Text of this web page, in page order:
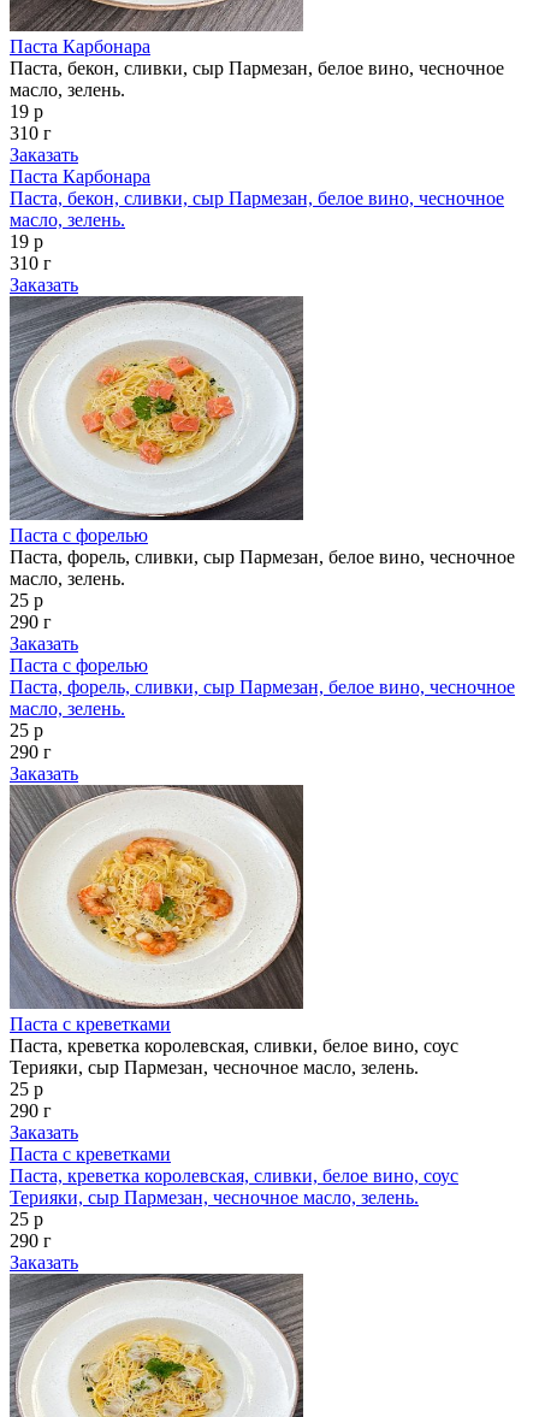
Паста Карбонара
Паста, бекон, сливки, сыр Пармезан, белое вино, чесночное
масло, зелень.
19 р
310 г
Заказать
Паста Карбонара
Паста, бекон, сливки, сыр Пармезан, белое вино, чесночное
масло, зелень.
19 р
310 г
Заказать
Паста с форелью
Паста, форель, сливки, сыр Пармезан, белое вино, чесночное
масло, зелень.
25 р
290 г
Заказать
Паста с форелью
Паста, форель, сливки, сыр Пармезан, белое вино, чесночное
масло, зелень.
25 р
290 г
Заказать
Паста с креветками
Паста, креветка королевская, сливки, белое вино, соус
Терияки, сыр Пармезан, чесночное масло, зелень.
25 р
290 г
Заказать
Паста с креветками
Паста, креветка королевская, сливки, белое вино, соус
Терияки, сыр Пармезан, чесночное масло, зелень.
25 р
290 г
Заказать